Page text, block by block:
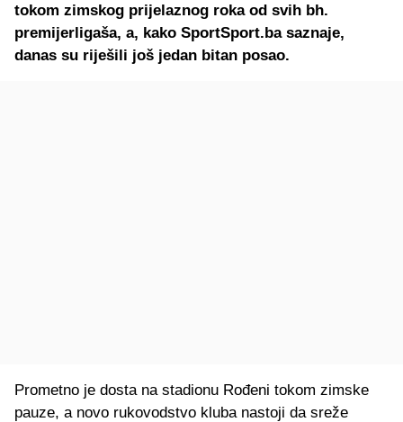
tokom zimskog prijelaznog roka od svih bh.
premijerligaša, a, kako SportSport.ba saznaje,
danas su riješili još jedan bitan posao.
Prometno je dosta na stadionu Rođeni tokom zimske
pauze, a novo rukovodstvo kluba nastoji da sreže